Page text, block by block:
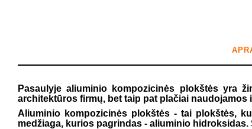
Pasaulyje aliuminio kompozicinės plokštės yra
architektūros firmų, bet taip pat plačiai naudojamos
Aliuminio kompozicinės plokštės - tai plokštės,
medžiaga, kurios pagrindas - aliuminio